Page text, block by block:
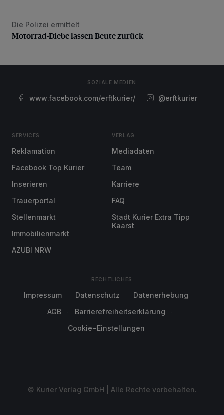
Motorrad-Diebe lassen Beute zurück
Die Polizei ermittelt
Motorrad-Diebe lassen Beute zurück
SOZIALE MEDIEN
www.facebook.com/erftkurier/ @erftkurier
SERVICES
Reklamation
Facebook Top Kurier
Inserieren
Trauerportal
Stellenmarkt
Immobilienmarkt
AZUBI NRW
VERLAG
Mediadaten
Team
Karriere
FAQ
Stadt Kurier Extra Tipp
Kaarst
RECHTLICHES
Impressum Datenschutz
Datenerhebung
AGB
Barrierefreiheitserklärung
Cookie-Einstellungen
© Kurier Verlag GmbH | Alle Rechte vorbehalten.